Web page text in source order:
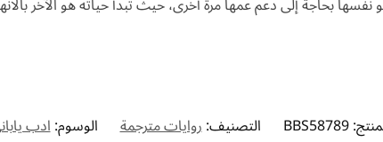
BBS58789 التصنيف:روايات مترجمة الوسوم:ادب